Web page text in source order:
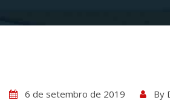
6 de setembro de 2019 By